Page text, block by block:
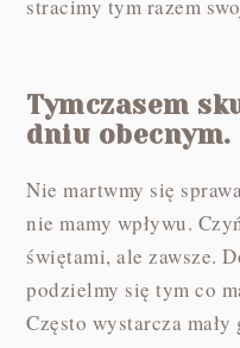
stracimy tym razem
Tymczasem
dniu obecnym.
Nie martwmy się
nie mamy wpływu.
świętami, ale zawsze.
podzielmy się tym co
Często wystarcza